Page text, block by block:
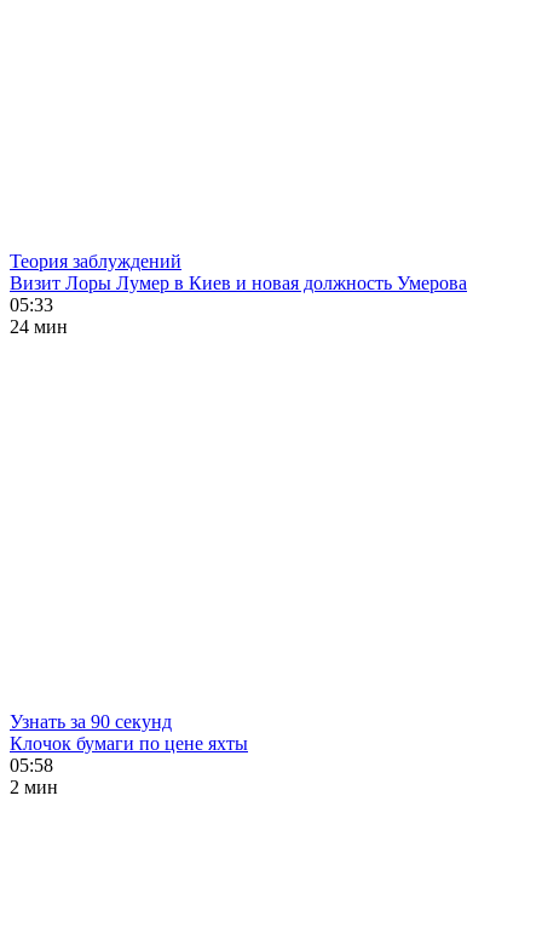
Теория заблуждений
Визит Лоры Лумер в Киев и новая должность Умерова
05:33
24 мин
Узнать за 90 секунд
Клочок бумаги по цене яхты
05:58
2 мин